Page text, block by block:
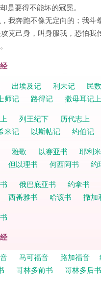
是要得不能坏的冠冕。
我奔跑不像无定向的；我斗
克己身，叫身服我，恐怕我
出埃及记 利未记 民
师记 路得记 撒母耳记上
列王纪下 历代志上
米记 以斯帖记 约伯记
雅歌 以赛亚书 耶利
但以理书 何西阿书
约
俄巴底亚书 约拿书
西番雅书 哈该书
撒加
马可福音 路加福音
哥林多前书 哥林多后书